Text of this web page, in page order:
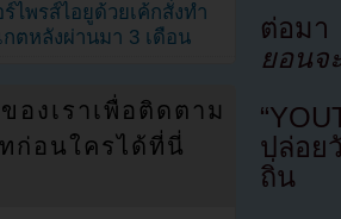
ต่อม
ยอนจ
ปล่อย
ถิ่น
ไพรส์ไอยูด้วยเค้กสั่งทำ
กตหลังผ่านมา 3 เดือน
องเราเพื่อติดตาม
ก่อนใครได้ที่นี่